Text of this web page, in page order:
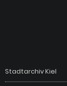
Stadtarchiv Kiel